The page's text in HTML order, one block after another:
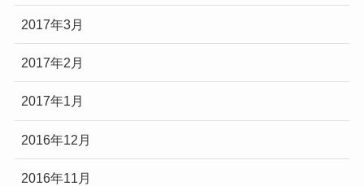
2017年3月
2017年2月
2017年1月
2016年12月
2016年11月